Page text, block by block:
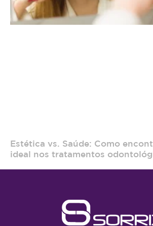
Estética vs. Saúde: Como
ideal nos tratamentos